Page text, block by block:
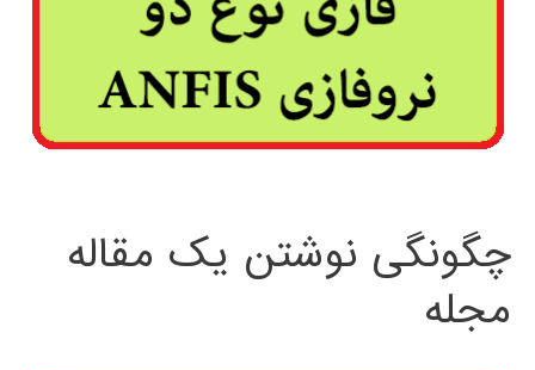
چگونگی نوشتن یک مقاله
مجله